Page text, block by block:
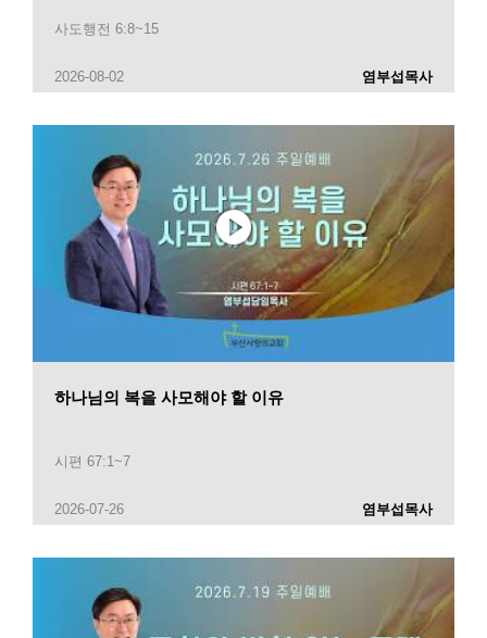
사도행전 6:8~15
2026-08-02 염부섭목사
하나님의 복을 사모해야 할 이유
시편 67:1~7
2026-07-26 염부섭목사